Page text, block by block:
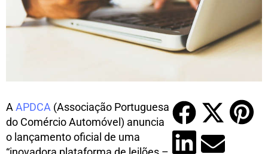
AAPDCA (Associação Portuguesa
do Comércio Automóvel) anuncia
o lançamento oficial de uma